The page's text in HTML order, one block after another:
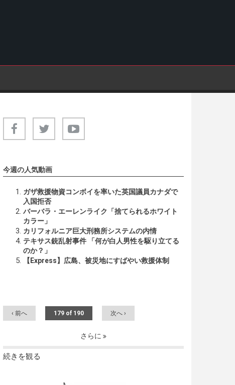
今週の人気動画
ガザ救援物資コンボイを率いた英国議員カナダで
入国拒否
バーバラ・エーレンライク「捨てられるホワイト
カラー」
カリフォルニア巨大刑務所システムの内情
テキサス銃乱射事件 「何が白人男性を駆り立てる
のか？」
【Express】広島、被災地にすばやい救援体制
‹ 前へ 179 of 190 次へ ›
さらに
続きを観る